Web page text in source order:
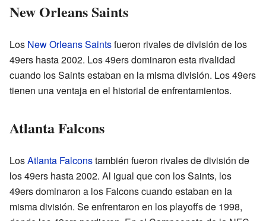
New Orleans Saints
Los New Orleans Saintsfueron rivales de división de los
49ers hasta 2002. Los 49ers dominaron esta rivalidad
cuando los Saints estaban en la misma división. Los 49ers
tienen una ventaja en el historial de enfrentamientos.
Atlanta Falcons
LosAtlanta Falconstambién fueron rivales de división de
los 49ers hasta 2002. Al igual que con los Saints, los
49ers dominaron a los Falcons cuando estaban en la
misma división. Se enfrentaron en los playoffs de 1998,